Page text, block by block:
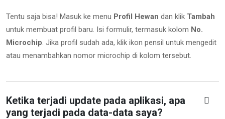
Tentu saja bisa! Masuk ke menu Profil Hewan dan klik Tambah
untuk membuat profil baru. Isi formulir, termasuk kolom No.
Microchip. Jika profil sudah ada, klik ikon pensil untuk mengedit
atau menambahkan nomor microchip di kolom tersebut.
Ketika terjadi update pada aplikasi, apa
yang terjadi pada data-data saya?